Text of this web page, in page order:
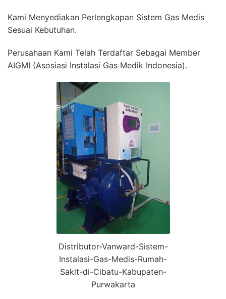
Kami Menyediakan Perlengkapan Sistem Gas Medis
Sesuai Kebutuhan.
Perusahaan Kami Telah Terdaftar Sebagai Member
AIGMI (Asosiasi Instalasi Gas Medik Indonesia).
Distributor-Vanward-Sistem-
Instalasi-Gas-Medis-Rumah-
Sakit-di-Cibatu-Kabupaten-
Purwakarta